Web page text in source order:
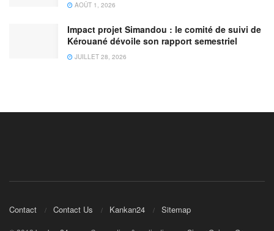
AOÛT 1, 2026
Impact projet Simandou : le comité de suivi de
Kérouané dévoile son rapport semestriel
JUILLET 28, 2026
Contact Contact Us Kankan24 Sitemap